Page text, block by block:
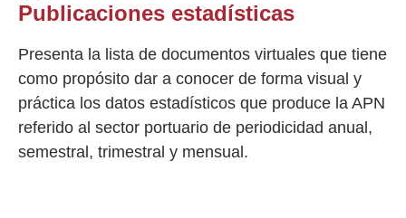
Publicaciones estadísticas
Presenta la lista de documentos virtuales que tiene
como propósito dar a conocer de forma visual y
práctica los datos estadísticos que produce la APN
referido al sector portuario de periodicidad anual,
semestral, trimestral y mensual.